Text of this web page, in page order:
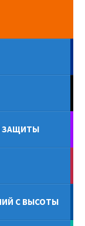
ЗАЩИТЫ
С ВЫСОТЫ